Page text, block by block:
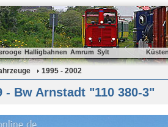
Halligbahnen Amrum Sylt
1995 - 2002
- Bw Arnstadt "110 380-3"